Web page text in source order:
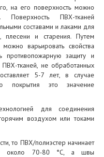
на его поверхность можно
Поверхность ПВХ-тканей
составами и лаками для
плесени и старения. Путем
варьировать свойства
противопожарную защиту и
тканей, не обработанных
5-7 лет, в случае
покрытия это значение
для соединения
воздухом или токами
то ПВХ/полиэстер начинает
около 70-80 °С, а швы